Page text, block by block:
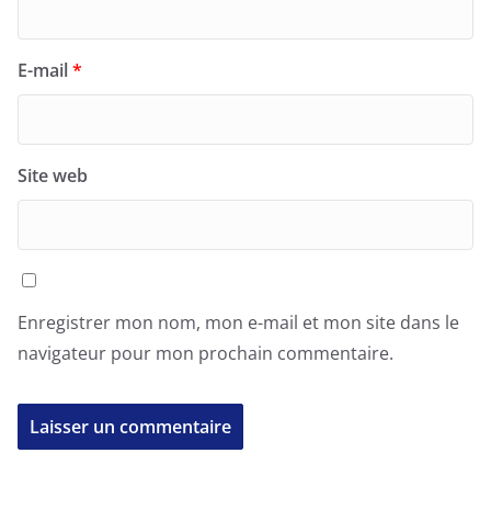
E-mail*
Site web
Enregistrer mon nom, mon e-mail et mon site dans le
navigateur pour mon prochain commentaire.